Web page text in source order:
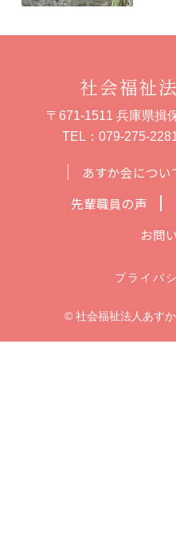
あすか会につい
先輩職員の声
お問
社会福祉
〒671-1511 兵庫県揖
TEL： 079-275-
プライバ
© 社会福祉法人あす